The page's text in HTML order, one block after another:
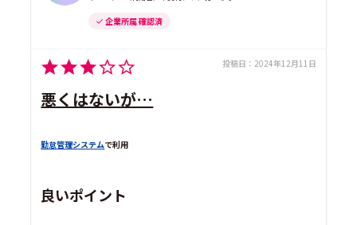
企業所属 確認済
投稿日： 2024年12月11日
悪くはないが…
勤怠管理システムで利用
良いポイント